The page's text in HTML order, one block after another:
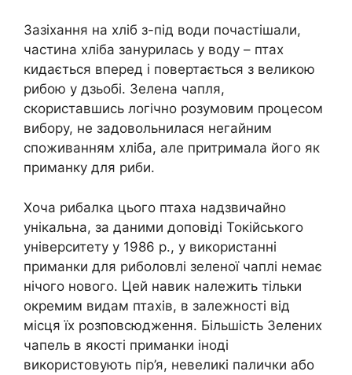
Зазіхання на хліб з-під води почастішали,
частина хліба занурилась у воду – птах
кидається вперед і повертається з великою
рибою у дзьобі. Зелена чапля,
скориставшись логічно розумовим процесом
вибору, не задовольнилася негайним
споживанням хліба, але притримала його як
приманку для риби.
Хоча рибалка цього птаха надзвичайно
унікальна, за даними доповіді Токійського
університету у 1986 р., у використанні
приманки для риболовлі зеленої чаплі немає
нічого нового. Цей навик належить тільки
окремим видам птахів, в залежності від
місця їх розповсюдження. Більшість Зелених
чапель в якості приманки іноді
використовують пір’я, невеликі палички або